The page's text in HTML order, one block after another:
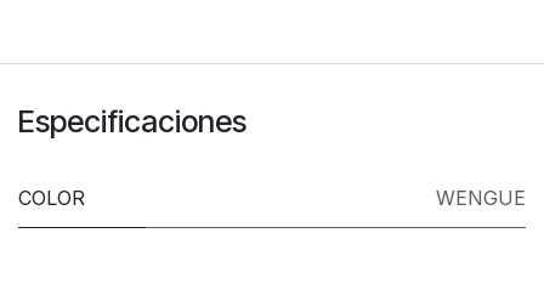
Especificaciones
COLOR WENGUE